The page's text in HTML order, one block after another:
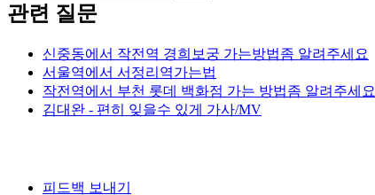
관련 질문
신중동에서 작전역 경희보궁 가는방법좀 알려주세요
서울역에서 서정리역가는법
작전역에서 부천 롯데 백화점 가는 방법좀 알려주세요
김대완 - 편히 잊을수 있게 가사/MV
피드백 보내기